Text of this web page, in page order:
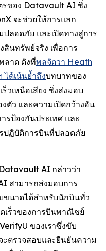
ของ Datavault AI ซึ่ง
จะช่วยให้การแลก
ลอดภัย และเปิดทางสู่การ
นทรัพย์จริง เพื่อการ
ลาด ดังที่พลจัตวา Heath
ได้เน้นย้ำถึงบทบาทของ
วเหนือเสียง ซึ่งส่งมอบ
ตัว และความเปิดกว้างอัน
รป้องกันประเทศ และ
ปฏิบัติการบินที่ปลอดภัย
AI กล่าวว่า
สามารถส่งมอบการ
นาดได้สำหรับนักบินทั่ว
เร็วของการบินพาณิชย์
ของเราซึ่งขับ
ะตรวจสอบและยืนยันความ